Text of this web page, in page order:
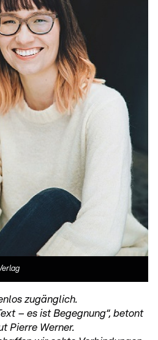
zugänglich.
– es ist Begegnung“, betont
Pierre Werner.